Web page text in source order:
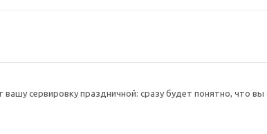
вашу сервировку праздничной: сразу будет понятно, что